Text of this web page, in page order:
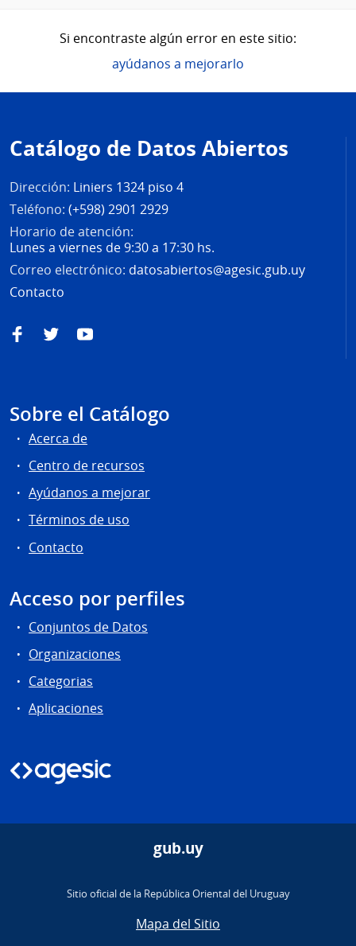
Si encontraste algún error en este sitio:
ayúdanos a mejorarlo
de
página
Catálogo de Datos Abiertos
Dirección: Liniers 1324 piso 4
Teléfono: (+598) 2901 2929
Horario de atención:
Lunes a viernes de 9:30 a 17:30 hs.
Correo electrónico: datosabiertos@agesic.gub.uy
Contacto
FacebookTwitterYouTube
Sobre el Catálogo
Acerca de
Centro de recursos
Ayúdanos a mejorar
Términos de uso
Contacto
Acceso por perfiles
Conjuntos de Datos
Organizaciones
Categorias
Aplicaciones
gub.uy
Sitio oficial de la República Oriental del Uruguay
Mapa del Sitio